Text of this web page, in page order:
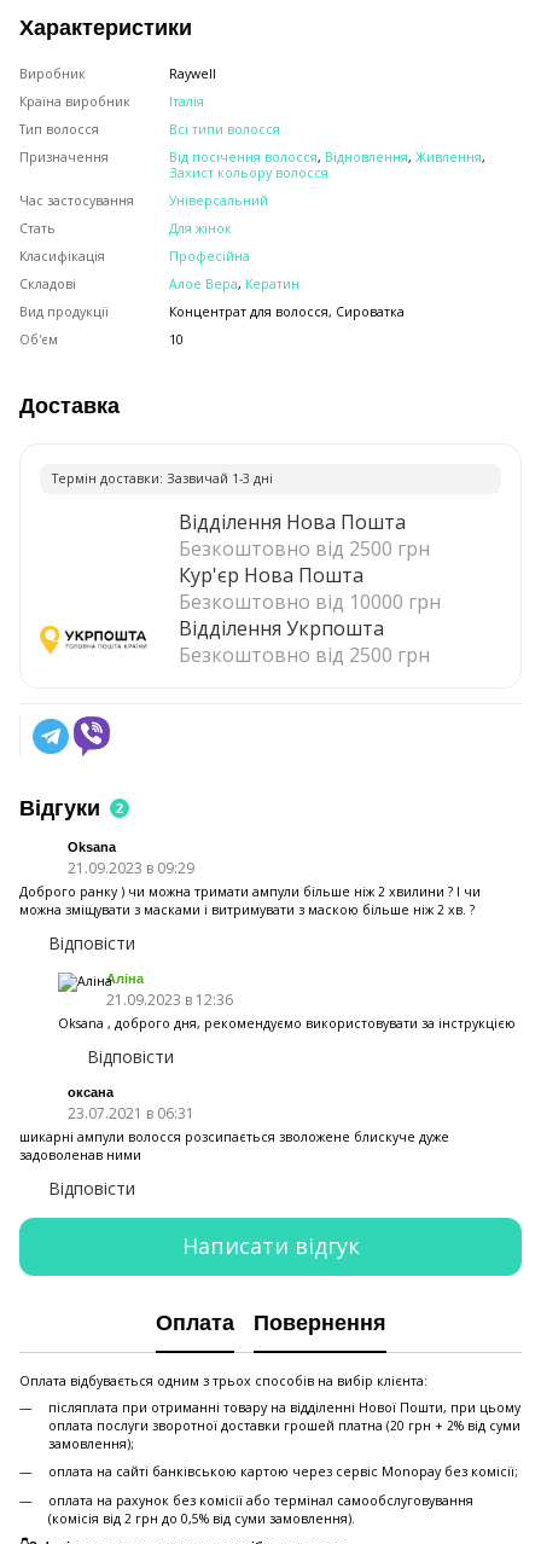
Характеристики
Виробник
Raywell
Країна виробник
Італія
Тип волосся
Всі типи волосся
Призначення
Від посічення волосся, Відновлення, Живлення,
Захист кольору волосся
Час застосування
Універсальний
Стать
Для жінок
Класифікація
Професійна
Складові
Алое Вера, Кератин
Вид продукції
Концентрат для волосся, Сироватка
Об'єм
10
Доставка
Термiн доставки: Зазвичай 1-3 днi
Відділення Нова Пошта
Безкоштовно від 2500 грн
Кур'єр Нова Пошта
Безкоштовно від 10000 грн
Відділення Укрпошта
Безкоштовно від 2500 грн
Відгуки 2
Oksana
21.09.2023 в 09:29
Доброго ранку ) чи можна тримати ампули більше ніж 2 хвилини ? І чи
можна зміщувати з масками і витримувати з маскою більше ніж 2 хв. ?
Відповісти
Аліна
21.09.2023 в 12:36
Oksana , доброго дня, рекомендуємо використовувати за інструкцією
Відповісти
оксана
23.07.2021 в 06:31
шикарні ампули волосся розсипається зволожене блискуче дуже
задоволенав ними
Відповісти
Написати відгук
Оплата Повернення
Оплата відбувається одним з трьох способів на вибір клієнта:
післяплата при отриманні товару на відділенні Нової Пошти, при цьому
оплата послуги зворотної доставки грошей платна (20 грн + 2% від суми
замовлення);
оплата на сайті банківською картою через сервіс Monopay без комісії;
оплата на рахунок без комісії або термінал самообслуговування
(комісія від 2 грн до 0,5% від суми замовлення).